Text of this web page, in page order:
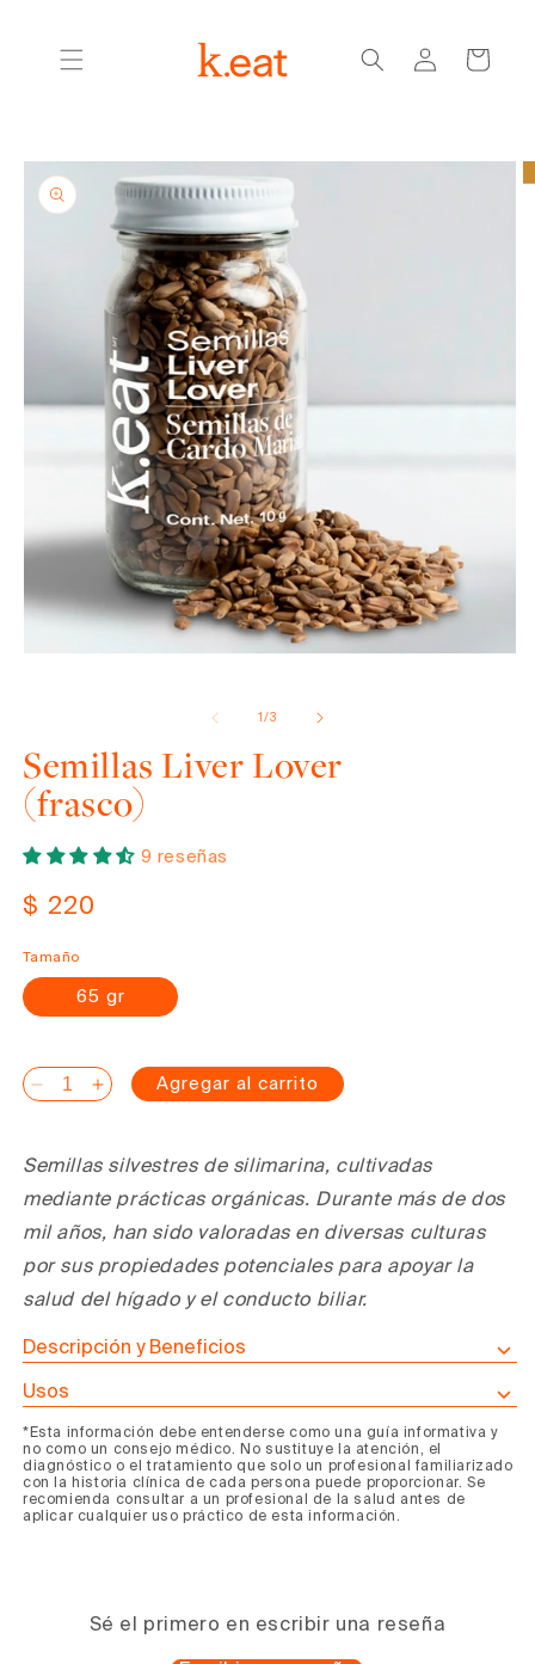
al contenido
sesión
Carrito
directamente
a la
información
del producto
multimedia
en
1/de
3
Semillas Liver Lover
(frasco)
9 reseñas
Precio
$ 220
Tamaño
65 gr
Reducir
Semillas
Liver
Lover
(frasco)
Aumentar
Semillas
Liver
Lover
(frasco)
Agregar al carrito
Semillas silvestres de silimarina, cultivadas
mediante prácticas orgánicas. Durante más de dos
mil años, han sido valoradas en diversas culturas
por sus propiedades potenciales para apoyar la
salud del hígado y el conducto biliar.
Descripción y Beneficios
Usos
*Esta información debe entenderse como una guía informativa y
no como un consejo médico. No sustituye la atención, el
diagnóstico o el tratamiento que solo un profesional familiarizado
con la historia clínica de cada persona puede proporcionar. Se
recomienda consultar a un profesional de la salud antes de
aplicar cualquier uso práctico de esta información.
Sé el primero en escribir una reseña